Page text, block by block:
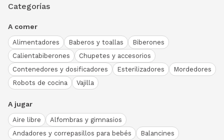
Categorías
A comer
Alimentadores Baberos y toallas
Biberones
Calientabiberones
Chupetes y accesorios
Contenedores y dosificadores
Esterilizadores
Mordedores
Robots de cocina
Vajilla
A jugar
Aire libre
Alfombras y gimnasios
Andadores y correpasillos para bebés
Balancines